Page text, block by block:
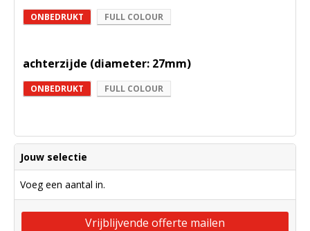
ONBEDRUKT FULL COLOUR
achterzijde (diameter: 27mm)
ONBEDRUKT FULL COLOUR
Jouw selectie
Voeg een aantal in.
Vrijblijvende offerte mailen